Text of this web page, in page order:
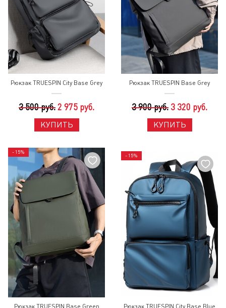
Рюкзак TRUESPIN City Base Grey
3 500 руб. 2 975 руб.
КУПИТЬ
Рюкзак TRUESPIN Base Grey
3 900 руб. 3 320 руб.
КУПИТЬ
- 15%
Рюкзак TRUESPIN Base Green
- 15%
Рюкзак TRUESPIN City Base Blue